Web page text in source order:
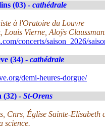
(03) - cathédrale
à l'Oratoire du Louvre
Louis Vierne, Aloÿs
concerts/saison_2026/
(34) - cathédrale
demi-heures-dorgue/
(32) - St-Orens
Cnrs, Église Sainte-Elisabeth
science.